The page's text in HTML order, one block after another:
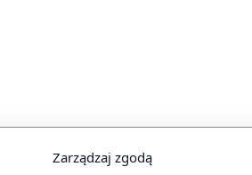
Zarządzaj zgodą